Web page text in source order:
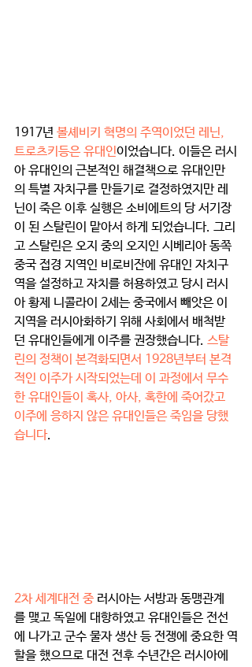
1917년 볼셰비키 혁명의 주역이었던 레닌,
트로츠키등은 유대인이었습니다. 이들은 러시
아 유대인의 근본적인 해결책으로 유대인만
의 특별 자치구를 만들기로 결정하였지만 레
닌이 죽은 이후 실행은 소비에트의 당 서기장
이 된 스탈린이 맡아서 하게 되었습니다. 그리
고 스탈린은 오지 중의 오지인 시베리아 동쪽
중국 접경 지역인 비로비잔에 유대인 자치구
역을 설정하고 자치를 허용하였고 당시 러시
아 황제 니콜라이 2세는 중국에서 빼앗은 이
지역을 러시아화하기 위해 사회에서 배척받
던 유대인들에게 이주를 권장했습니다. 스탈
린의 정책이 본격화되면서 1928년부터 본격
적인 이주가 시작되었는데 이 과정에서 무수
한 유대인들이 혹사, 아사, 혹한에 죽어갔고
이주에 응하지 않은 유대인들은 죽임을 당했
습니다.
2차 세계대전 중 러시아는 서방과 동맹관계
를 맺고 독일에 대항하였고 유대인들은 전선
에 나가고 군수 물자 생산 등 전쟁에 중요한 역
할을 했으므로 대전 전후 수년간은 러시아에